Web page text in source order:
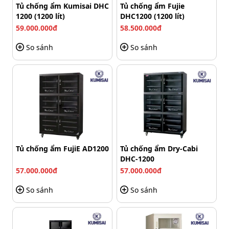
3. Hiệu quả sử dụng vượt trội
Với công suất 30W, tủ tiêu thụ năng lượng tương đương
một bóng đèn nhỏ, giúp giảm thiểu chi phí vận hành
hàng tháng. Đây là giải pháp lý tưởng cho những ai cần
sử dụng tủ trong thời gian dài mà không lo lắng về hóa
đơn tiền điện.
Tủ chống ẩm Kumisai DHC
1200 (1200 lít)
59.000.000đ
So sánh
Tủ chống ẩm Fujie
DHC1200 (1200 lít)
58.500.000đ
So sánh
Tủ chống ẩm FujiE AD1200
57.000.000đ
So sánh
Tủ chống ẩm Dry-Cabi
DHC-1200
57.000.000đ
So sánh